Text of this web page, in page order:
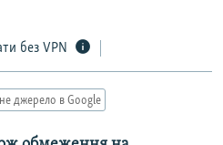
без VPN
джерело в Google